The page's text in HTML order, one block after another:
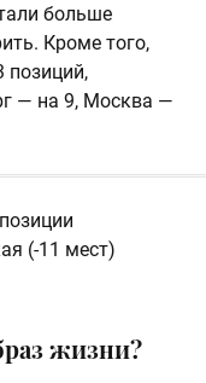
больше
Кроме того,
позиций,
— на 9, Москва —
(-11 мест)
жизни?